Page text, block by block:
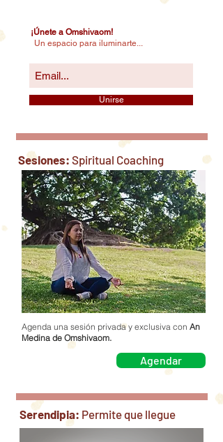
¡Únete a Omshivaom!
Un espacio para iluminarte...
Unirse
Sesiones: Spiritual Coaching
Agenda una sesión privada y exclusiva con An
Medina de Omshivaom.
Agendar
Serendipia: Permite que llegue